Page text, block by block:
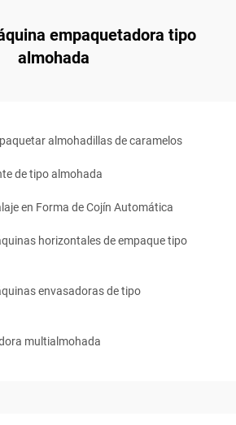
empaquetadora tipo
almohada
almohadillas de caramelos
de tipo almohada
en Forma de Cojín Automática
horizontales de empaque tipo
envasadoras de tipo
multialmohada